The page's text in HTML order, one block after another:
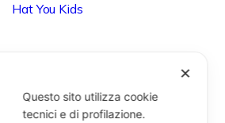
Hat You Kids
161 (Blocco 32 Centergross) -
✕
Questo sito utilizza cookie
tecnici e di profilazione.